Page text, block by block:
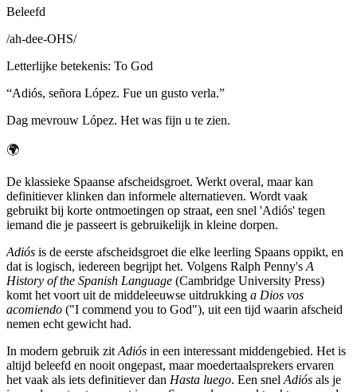
Beleefd
/ah-dee-OHS/
Letterlijke betekenis: To God
“Adiós, señora López. Fue un gusto verla.”
Dag mevrouw López. Het was fijn u te zien.
🌍
De klassieke Spaanse afscheidsgroet. Werkt overal, maar kan
definitiever klinken dan informele alternatieven. Wordt vaak
gebruikt bij korte ontmoetingen op straat, een snel 'Adiós' tegen
iemand die je passeert is gebruikelijk in kleine dorpen.
Adiós is de eerste afscheidsgroet die elke leerling Spaans oppikt, en
dat is logisch, iedereen begrijpt het. Volgens Ralph Penny's A
History of the Spanish Language (Cambridge University Press)
komt het voort uit de middeleeuwse uitdrukking a Dios vos
acomiendo ("I commend you to God"), uit een tijd waarin afscheid
nemen echt gewicht had.
In modern gebruik zit Adiós in een interessant middengebied. Het is
altijd beleefd en nooit ongepast, maar moedertaalsprekers ervaren
het vaak als iets definitiever dan Hasta luego. Een snel Adiós als je